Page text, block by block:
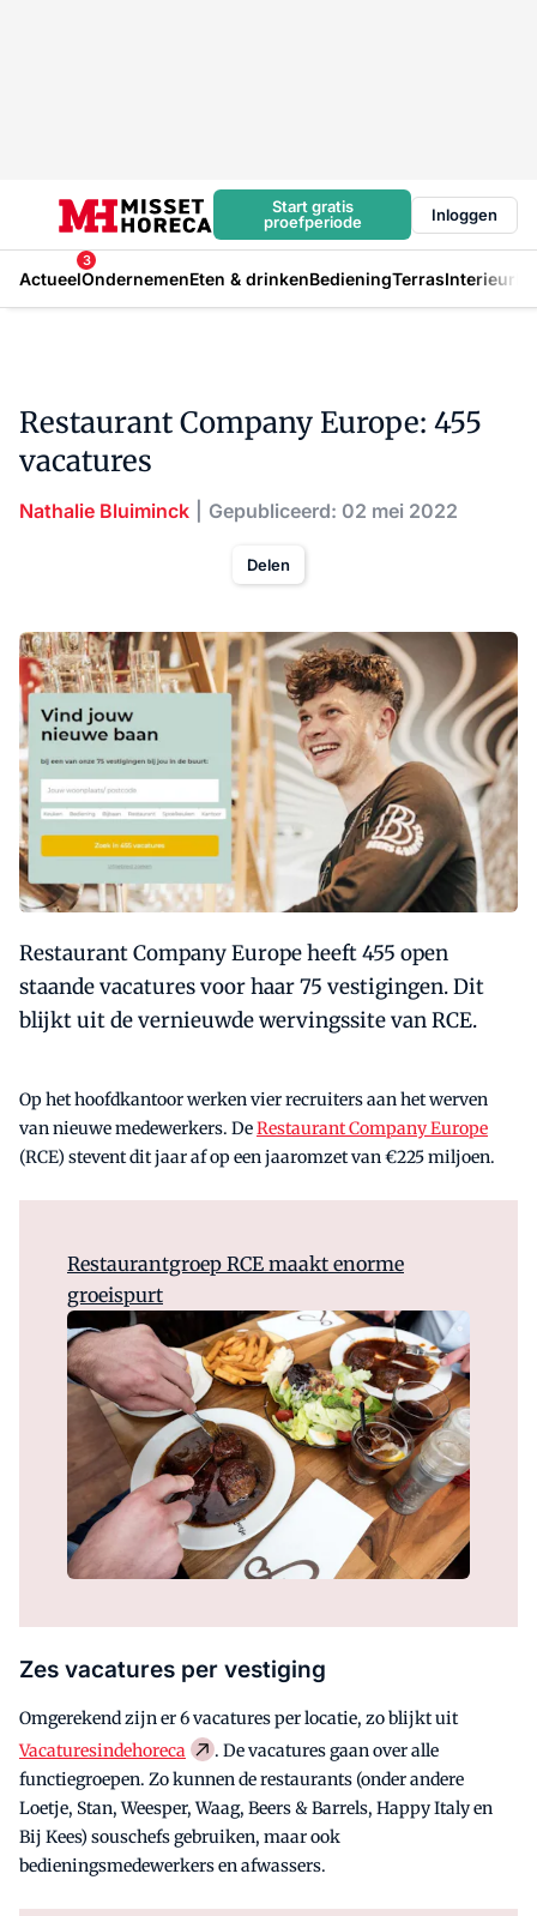
Start gratis
proefperiode
Inloggen
Actueel
3
OndernemenEten & drinkenBedieningTerrasInterieur
Restaurant Company Europe: 455
vacatures
Nathalie Bluiminck Gepubliceerd: 02 mei 2022
Delen
Restaurant Company Europe heeft 455 open
staande vacatures voor haar 75 vestigingen. Dit
blijkt uit de vernieuwde wervingssite van RCE.
Op het hoofdkantoor werken vier recruiters aan het werven
van nieuwe medewerkers. DeRestaurant Company Europe
(RCE) stevent dit jaar af op een jaaromzet van €225 miljoen.
Restaurantgroep RCE maakt enorme
groeispurt
Zes vacatures per vestiging
Omgerekend zijn er 6 vacatures per locatie, zo blijkt uit
Vacaturesindehoreca
. De vacatures gaan over alle
functiegroepen. Zo kunnen de restaurants (onder andere
Loetje, Stan, Weesper, Waag, Beers & Barrels, Happy Italy en
Bij Kees) souschefs gebruiken, maar ook
bedieningsmedewerkers en afwassers.